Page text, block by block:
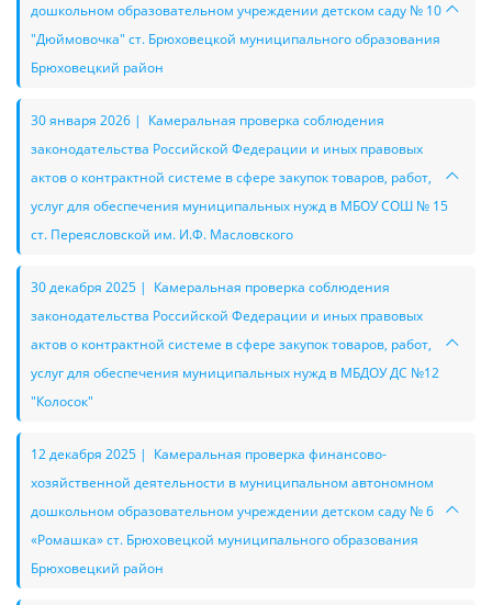
дошкольном образовательном учреждении детском саду № 10
"Дюймовочка" ст. Брюховецкой муниципального образования
Брюховецкий район
30 января 2026 | Камеральная проверка соблюдения
законодательства Российской Федерации и иных правовых
актов о контрактной системе в сфере закупок товаров, работ,
услуг для обеспечения муниципальных нужд в МБОУ СОШ № 15
ст. Переясловской им. И.Ф. Масловского
30 декабря 2025 | Камеральная проверка соблюдения
законодательства Российской Федерации и иных правовых
актов о контрактной системе в сфере закупок товаров, работ,
услуг для обеспечения муниципальных нужд в МБДОУ ДС №12
"Колосок"
12 декабря 2025 | Камеральная проверка финансово-
хозяйственной деятельности в муниципальном автономном
дошкольном образовательном учреждении детском саду № 6
«Ромашка» ст. Брюховецкой муниципального образования
Брюховецкий район